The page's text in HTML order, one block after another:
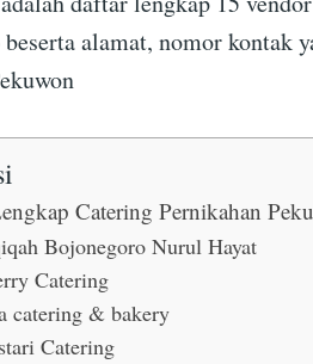
alamat, nomor kontak
Catering Pernikahan
Bojonegoro Nurul Hayat
Catering
catering & bakery
Catering